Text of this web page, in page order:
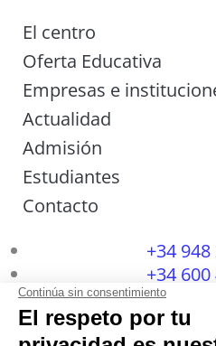
El centro
Oferta Educativa
Empresas e
Actualidad
Admisión
Estudiantes
Contacto
+34
+34
I
n
F
a
T
w
L
i